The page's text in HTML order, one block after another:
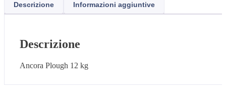
Descrizione Informazioni aggiuntive
Descrizione
Ancora Plough 12 kg